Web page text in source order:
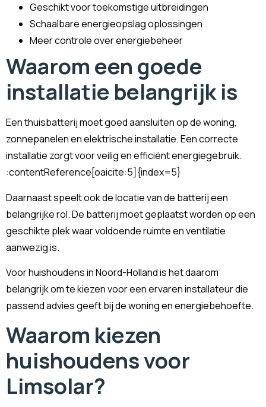
Geschikt voor toekomstige uitbreidingen
Schaalbare energieopslag oplossingen
Meer controle over energiebeheer
Waarom een goede
installatie belangrijk is
Een thuisbatterij moet goed aansluiten op de woning,
zonnepanelen en elektrische installatie. Een correcte
installatie zorgt voor veilig en efficiënt energiegebruik.
:contentReference[oaicite:5]{index=5}
Daarnaast speelt ook de locatie van de batterij een
belangrijke rol. De batterij moet geplaatst worden op een
geschikte plek waar voldoende ruimte en ventilatie
aanwezig is.
Voor huishoudens in Noord-Holland is het daarom
belangrijk om te kiezen voor een ervaren installateur die
passend advies geeft bij de woning en energiebehoefte.
Waarom kiezen
huishoudens voor
Limsolar?